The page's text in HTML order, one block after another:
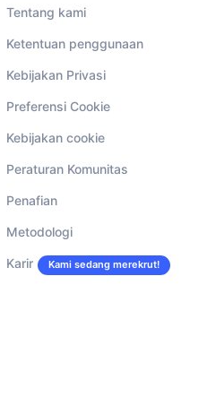
Tentang kami
Ketentuan penggunaan
Kebijakan Privasi
Preferensi Cookie
Kebijakan cookie
Peraturan Komunitas
Penafian
Metodologi
Karir Kami sedang merekrut!